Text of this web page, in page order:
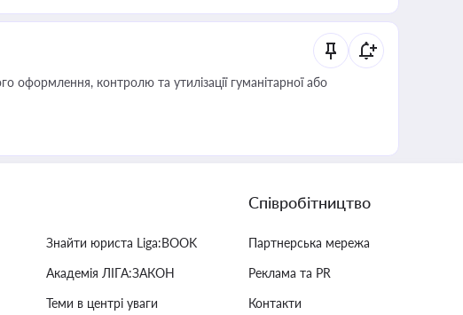
оформлення, контролю та утилізації гуманітарної або
Знайти юриста Liga:BOOK
Академія ЛІГА:ЗАКОН
Теми в центрі уваги
Співробітництво
Партнерська мережа
Реклама та PR
Контакти